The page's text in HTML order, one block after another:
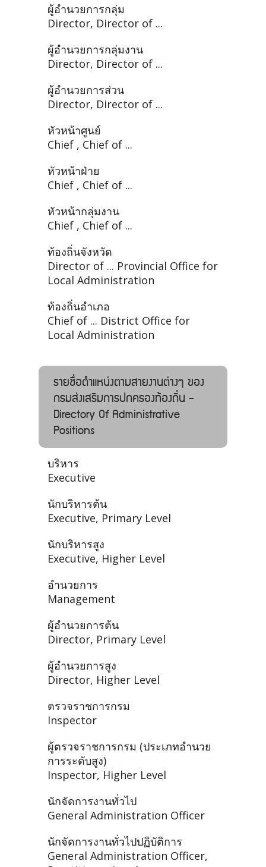
ผู้อำนวยการกลุ่ม
Director, Director of ...
ผู้อำนวยการกลุ่มงาน
Director, Director of ...
ผู้อำนวยการส่วน
Director, Director of ...
หัวหน้าศูนย์
Chief , Chief of ...
หัวหน้าฝ่าย
Chief , Chief of ...
หัวหน้ากลุ่มงาน
Chief , Chief of ...
ท้องถิ่นจังหวัด
Director of ... Provincial Office for
Local Administration
ท้องถิ่นอำเภอ
Chief of ... District Office for
Local Administration
รายชื่อตำแหน่งตามสายงานต่างๆ ของ
กรมส่งเสริมการปกครองท้องถิ่น -
Directory Of Administrative
Positions
บริหาร
Executive
นักบริหารต้น
Executive, Primary Level
นักบริหารสูง
Executive, Higher Level
อำนวยการ
Management
ผู้อำนวยการต้น
Director, Primary Level
ผู้อำนวยการสูง
Director, Higher Level
ตรวจราชการกรม
Inspector
ผู้ตรวจราชการกรม (ประเภทอำนวย
การระดับสูง)
Inspector, Higher Level
นักจัดการงานทั่วไป
General Administration Officer
นักจัดการงานทั่วไปปฏิบัติการ
General Administration Officer,